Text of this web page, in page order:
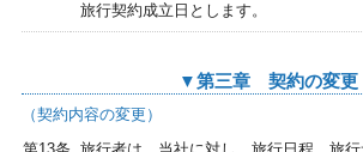
旅行契約成立日とします。
▼第三章 契約の変更
（契約内容の変更）